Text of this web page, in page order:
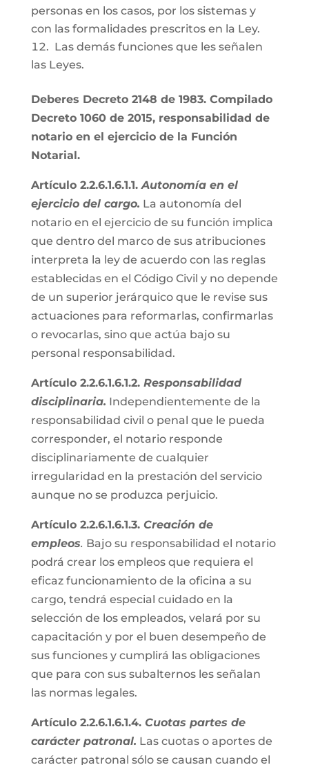
personas en los casos, por los sistemas y
con las formalidades prescritos en la Ley.
Las demás funciones que les señalen
las Leyes.
Deberes Decreto 2148 de 1983. Compilado
Decreto 1060 de 2015, responsabilidad de
notario en el ejercicio de la Función
Notarial.
Artículo 2.2.6.1.6.1.1.Autonomía en el
ejercicio del cargo. La autonomía del
notario en el ejercicio de su función implica
que dentro del marco de sus atribuciones
interpreta la ley de acuerdo con las reglas
establecidas en el Código Civil y no depende
de un superior jerárquico que le revise sus
actuaciones para reformarlas, confirmarlas
o revocarlas, sino que actúa bajo su
personal responsabilidad.
Artículo 2.2.6.1.6.1.2.Responsabilidad
disciplinaria. Independientemente de la
responsabilidad civil o penal que le pueda
corresponder, el notario responde
disciplinariamente de cualquier
irregularidad en la prestación del servicio
aunque no se produzca perjuicio.
Artículo 2.2.6.1.6.1.3. Creación de
empleos. Bajo su responsabilidad el notario
podrá crear los empleos que requiera el
eficaz funcionamiento de la oficina a su
cargo, tendrá especial cuidado en la
selección de los empleados, velará por su
capacitación y por el buen desempeño de
sus funciones y cumplirá las obligaciones
que para con sus subalternos les señalan
las normas legales.
Artículo 2.2.6.1.6.1.4. Cuotas partes de
carácter patronal. Las cuotas o aportes de
carácter patronal sólo se causan cuando el